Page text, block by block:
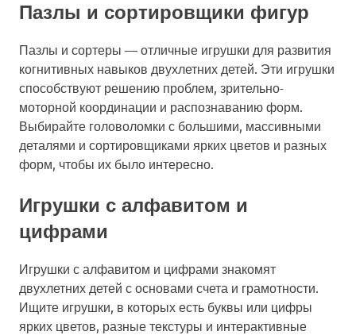
Пазлы и сортировщики фигур
Пазлы и сортеры — отличные игрушки для развития
когнитивных навыков двухлетних детей. Эти игрушки
способствуют решению проблем, зрительно-
моторной координации и распознаванию форм.
Выбирайте головоломки с большими, массивными
деталями и сортировщиками ярких цветов и разных
форм, чтобы их было интересно.
Игрушки с алфавитом и
цифрами
Игрушки с алфавитом и цифрами знакомят
двухлетних детей с основами счета и грамотности.
Ищите игрушки, в которых есть буквы или цифры
ярких цветов, разные текстуры и интерактивные